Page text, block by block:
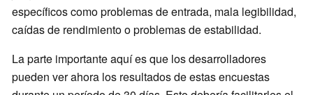
específicos como problemas de entrada, mala legibilidad,
caídas de rendimiento o problemas de estabilidad.
La parte importante aquí es que los desarrolladores
pueden ver ahora los resultados de estas encuestas